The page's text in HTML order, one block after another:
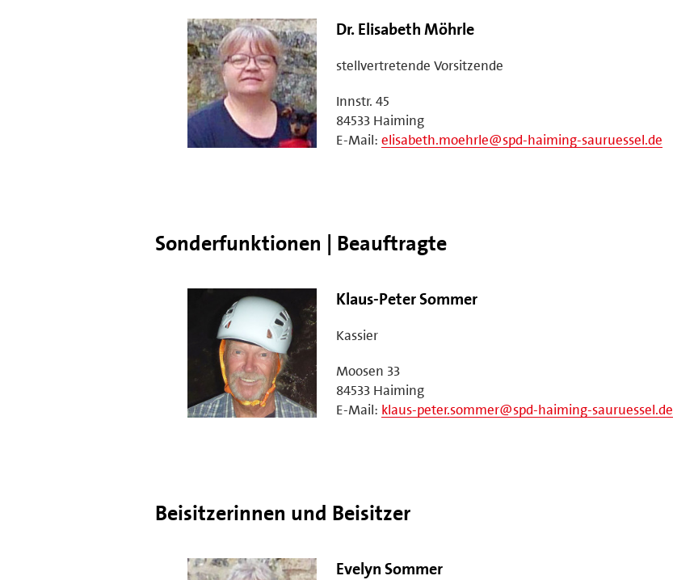
Dr. Elisabeth Möhrle
stellvertretende Vorsitzende
Innstr. 45
84533 Haiming
E-Mail: elisabeth.moehrle@spd-haiming-sauruessel.de
Sonderfunktionen | Beauftragte
Klaus-Peter Sommer
Kassier
Moosen 33
84533 Haiming
E-Mail: klaus-peter.sommer@spd-haiming-sauruessel.de
Beisitzerinnen und Beisitzer
Evelyn Sommer